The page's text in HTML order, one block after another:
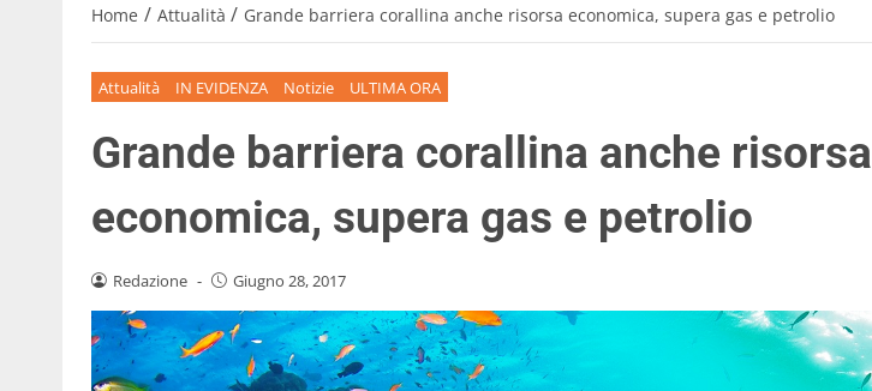
Home / Attualità / Grande barriera corallina anche risorsa economica, supera gas e petrolio
Attualità IN EVIDENZA Notizie ULTIMA ORA
Grande barriera corallina anche risorsa
economica, supera gas e petrolio
Redazione - Giugno 28, 2017